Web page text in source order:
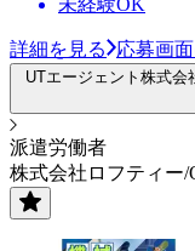
詳細を見る 応募画
UTエージェント株式
派遣労働者
株式会社ロフティー/